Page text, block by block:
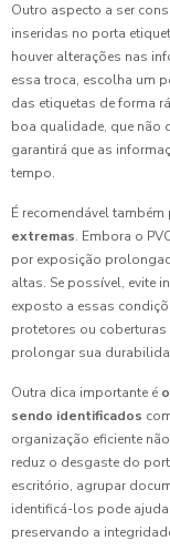
Outro aspecto a ser
inseridas no porta
houver alterações nas
essa troca, escolha um
das etiquetas de forma
boa qualidade, que não
garantirá que as
tempo.
É recomendável também
extremas. Embora o
por exposição
altas. Se possível, evite
exposto a essas
protetores ou
prolongar sua
Outra dica importante é
sendo identificados
organização eficiente
reduz o desgaste do
escritório, agrupar
identificá-los pode
preservando a